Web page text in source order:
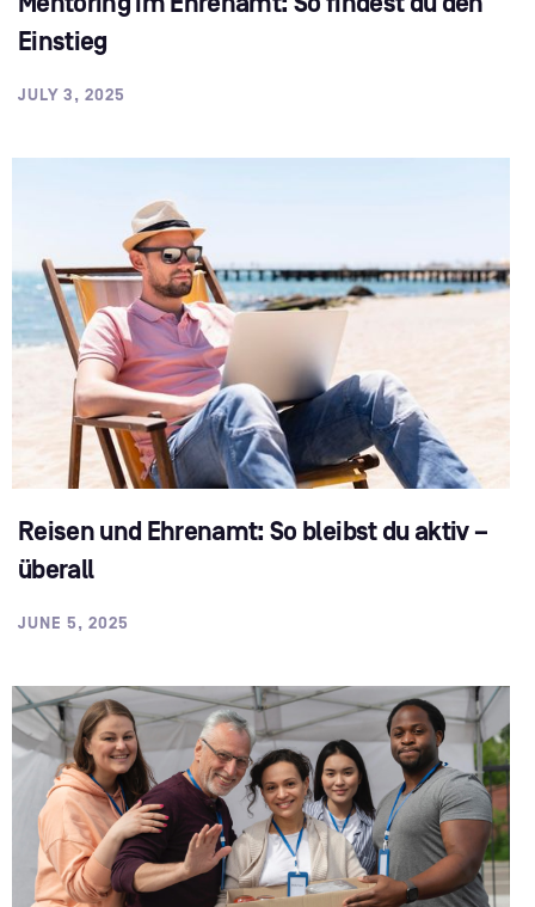
Einstieg
JULY 3, 2025
Reisen und Ehrenamt: So bleibst du aktiv –
überall
JUNE 5, 2025